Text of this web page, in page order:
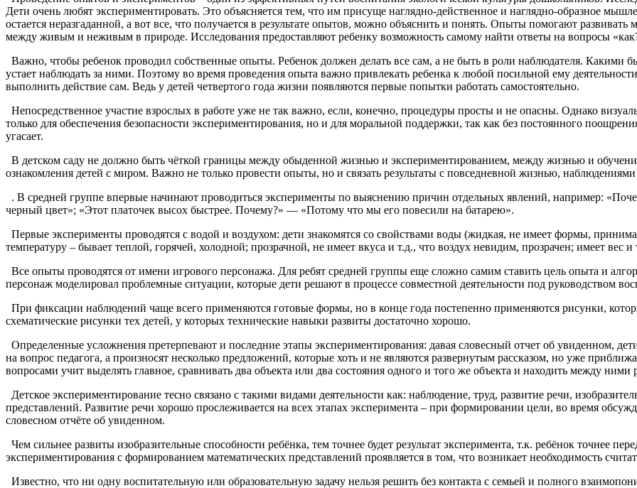
Дети очень любят экспериментировать. Это объясняется тем, что им присуще наглядно-действенное и наглядно-образное
остается неразгаданной, а вот все, что получается в результате опытов, можно объяснить и понять. Опыты помогают развивать
между живым и неживым в природе. Исследования предоставляют ребенку возможность самому найти ответы на вопросы
Важно, чтобы ребенок проводил собственные опыты. Ребенок должен делать все сам, а не быть в роли наблюдателя. Какими
устает наблюдать за ними. Поэтому во время проведения опыта важно привлекать ребенка к любой посильной ему
выполнить действие сам. Ведь у детей четвертого года жизни появляются первые попытки работать самостоятельно.
Непосредственное участие взрослых в работе уже не так важно, если, конечно, процедуры просты и не опасны. Однако
только для обеспечения безопасности экспериментирования, но и для моральной поддержки, так как без постоянного
угасает.
В детском саду не должно быть чёткой границы между обыденной жизнью и экспериментированием, между жизнью и
ознакомления детей с миром. Важно не только провести опыты, но и связать результаты с повседневной жизнью,
. В средней группе впервые начинают проводиться эксперименты по выяснению причин отдельных явлений, например:
черный цвет»; «Этот платочек высох быстрее. Почему?» — «Потому что мы его повесили на батарею».
Первые эксперименты проводятся с водой и воздухом: дети знакомятся со свойствами воды (жидкая, не имеет формы,
температуру – бывает теплой, горячей, холодной; прозрачной, не имеет вкуса и т.д., что воздух невидим, прозрачен; имеет вес и
Все опыты проводятся от имени игрового персонажа. Для ребят средней группы еще сложно самим ставить цель опыта и
персонаж моделировал проблемные ситуации, которые дети решают в процессе совместной деятельности под руководством
При фиксации наблюдений чаще всего применяются готовые формы, но в конце года постепенно применяются рисунки,
схематические рисунки тех детей, у которых технические навыки развиты достаточно хорошо.
Определенные усложнения претерпевают и последние этапы экспериментирования: давая словесный отчет об увиденном,
на вопрос педагога, а произносят несколько предложений, которые хоть и не являются развернутым рассказом, но уже
вопросами учит выделять главное, сравнивать два объекта или два состояния одного и того же объекта и находить между
Детское экспериментирование тесно связано с такими видами деятельности как: наблюдение, труд, развитие речи,
представлений. Развитие речи хорошо прослеживается на всех этапах эксперимента – при формировании цели, во время
словесном отчёте об увиденном.
Чем сильнее развиты изобразительные способности ребёнка, тем точнее будет результат эксперимента, т.к. ребёнок точнее
экспериментирования с формированием математических представлений проявляется в том, что возникает необходимость
Известно, что ни одну воспитательную или образовательную задачу нельзя решить без контакта с семьей и полного